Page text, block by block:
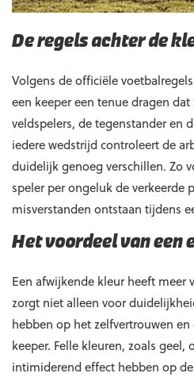
De regels achter de
Volgens de officiële
een keeper een tenue dragen
veldspelers, de tegenstander en
iedere wedstrijd controleert de
duidelijk genoeg verschillen. Zo
speler per ongeluk de verkeerde
misverstanden ontstaan tijdens
Het voordeel van een
Een afwijkende kleur heeft meer
zorgt niet alleen voor
hebben op het zelfvertrouwen
keeper. Felle kleuren, zoals
intimiderend effect hebben op